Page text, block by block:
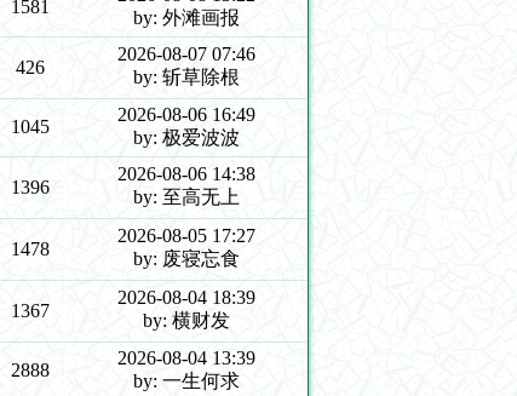
1581
by: 外滩画报
426
2026-08-07 07:46
by: 斩草除根
1045
2026-08-06 16:49
by: 极爱波波
1396
2026-08-06 14:38
by: 至高无上
1478
2026-08-05 17:27
by: 废寝忘食
1367
2026-08-04 18:39
by: 横财发
2888
2026-08-04 13:39
by: 一生何求